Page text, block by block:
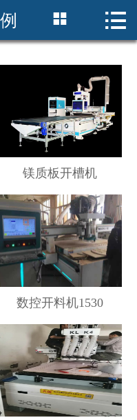
 首页
产品中心
客户案例
设备维修
联系我们
 
镁质板开槽机
数控开料机1530